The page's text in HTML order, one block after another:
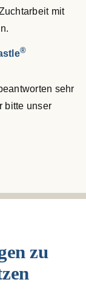
mit
®
sehr
bitte unser
zu